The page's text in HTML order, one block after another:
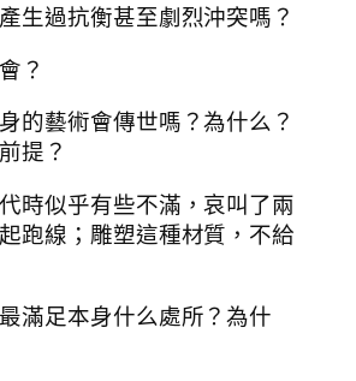
生過抗衡甚至劇烈沖突嗎？
？
的藝術會傳世嗎？為什么？
提？
時似乎有些不滿，哀叫了兩
跑線；雕塑這種材質，不給
滿足本身什么處所？為什